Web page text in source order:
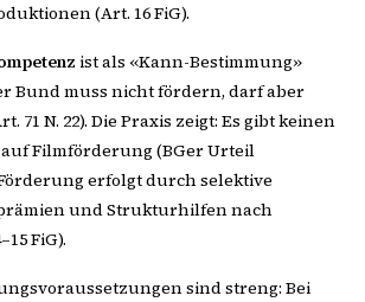
(Art. 16 FiG).
ist als «Kann-Bestimmung»
Bund muss nicht fördern, darf aber
71 N. 22). Die Praxis zeigt: Es gibt keinen
Filmförderung (BGer Urteil
Förderung erfolgt durch selektive
und Strukturhilfen nach
FiG).
sind streng: Bei